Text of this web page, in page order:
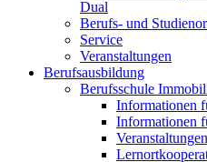
Dual
Berufs- und
Service
Veranstaltungen
Berufsausbildung
Berufsschule
Informationen
Informationen
Veranstaltungen